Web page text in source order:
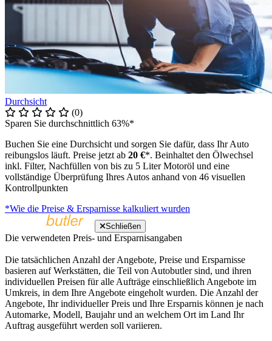
Durchsicht
(0)
Sparen Sie durchschnittlich 63%*
Buchen Sie eine Durchsicht und sorgen Sie dafür, dass Ihr Auto
reibungslos läuft. Preise jetzt ab 20 €*. Beinhaltet den Ölwechsel
inkl. Filter, Nachfüllen von bis zu 5 Liter Motoröl und eine
vollständige Überprüfung Ihres Autos anhand von 46 visuellen
Kontrollpunkten
*Wie die Preise & Ersparnisse kalkuliert wurden
Schließen
Die verwendeten Preis- und Ersparnisangaben
Die tatsächlichen Anzahl der Angebote, Preise und Ersparnisse
basieren auf Werkstätten, die Teil von Autobutler sind, und ihren
individuellen Preisen für alle Aufträge einschließlich Angebote im
Umkreis, in dem Ihre Angebote eingeholt wurden. Die Anzahl der
Angebote, Ihr individueller Preis und Ihre Ersparnis können je nach
Automarke, Modell, Baujahr und an welchem Ort im Land Ihr
Auftrag ausgeführt werden soll variieren.